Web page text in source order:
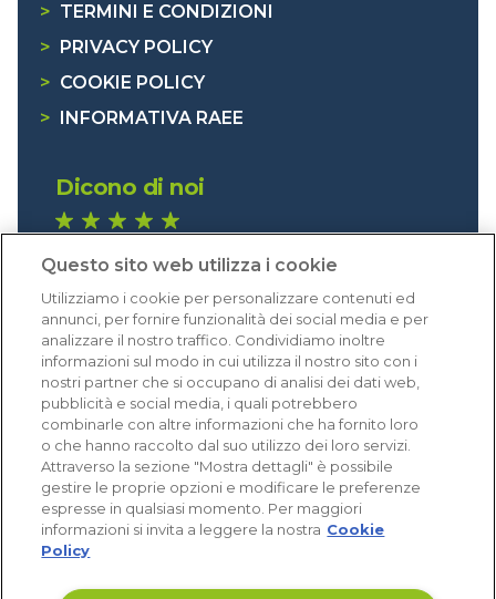
> TERMINI E CONDIZIONI
>
PRIVACY POLICY
> COOKIE POLICY
>
INFORMATIVA RAEE
Dicono di noi
Eccellente (4,8)
Acquisti verificati
Questo sito web utilizza i cookie
Utilizziamo i cookie per personalizzare contenuti ed
annunci, per fornire funzionalità dei social media e per
analizzare il nostro traffico. Condividiamo inoltre
informazioni sul modo in cui utilizza il nostro sito con i
nostri partner che si occupano di analisi dei dati web,
pubblicità e social media, i quali potrebbero
combinarle con altre informazioni che ha fornito loro
o che hanno raccolto dal suo utilizzo dei loro servizi.
Attraverso la sezione "Mostra dettagli" è possibile
gestire le proprie opzioni e modificare le preferenze
espresse in qualsiasi momento. Per maggiori
informazioni si invita a leggere la nostra Cookie
Policy